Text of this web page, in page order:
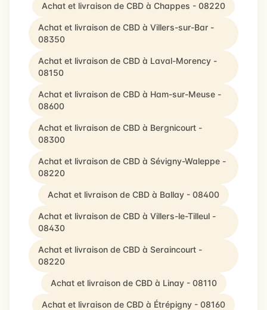
Achat et livraison de CBD à Chappes - 08220
Achat et livraison de CBD à Villers-sur-Bar -
08350
Achat et livraison de CBD à Laval-Morency -
08150
Achat et livraison de CBD à Ham-sur-Meuse -
08600
Achat et livraison de CBD à Bergnicourt -
08300
Achat et livraison de CBD à Sévigny-Waleppe -
08220
Achat et livraison de CBD à Ballay - 08400
Achat et livraison de CBD à Villers-le-Tilleul -
08430
Achat et livraison de CBD à Seraincourt -
08220
Achat et livraison de CBD à Linay - 08110
Achat et livraison de CBD à Étrépigny - 08160